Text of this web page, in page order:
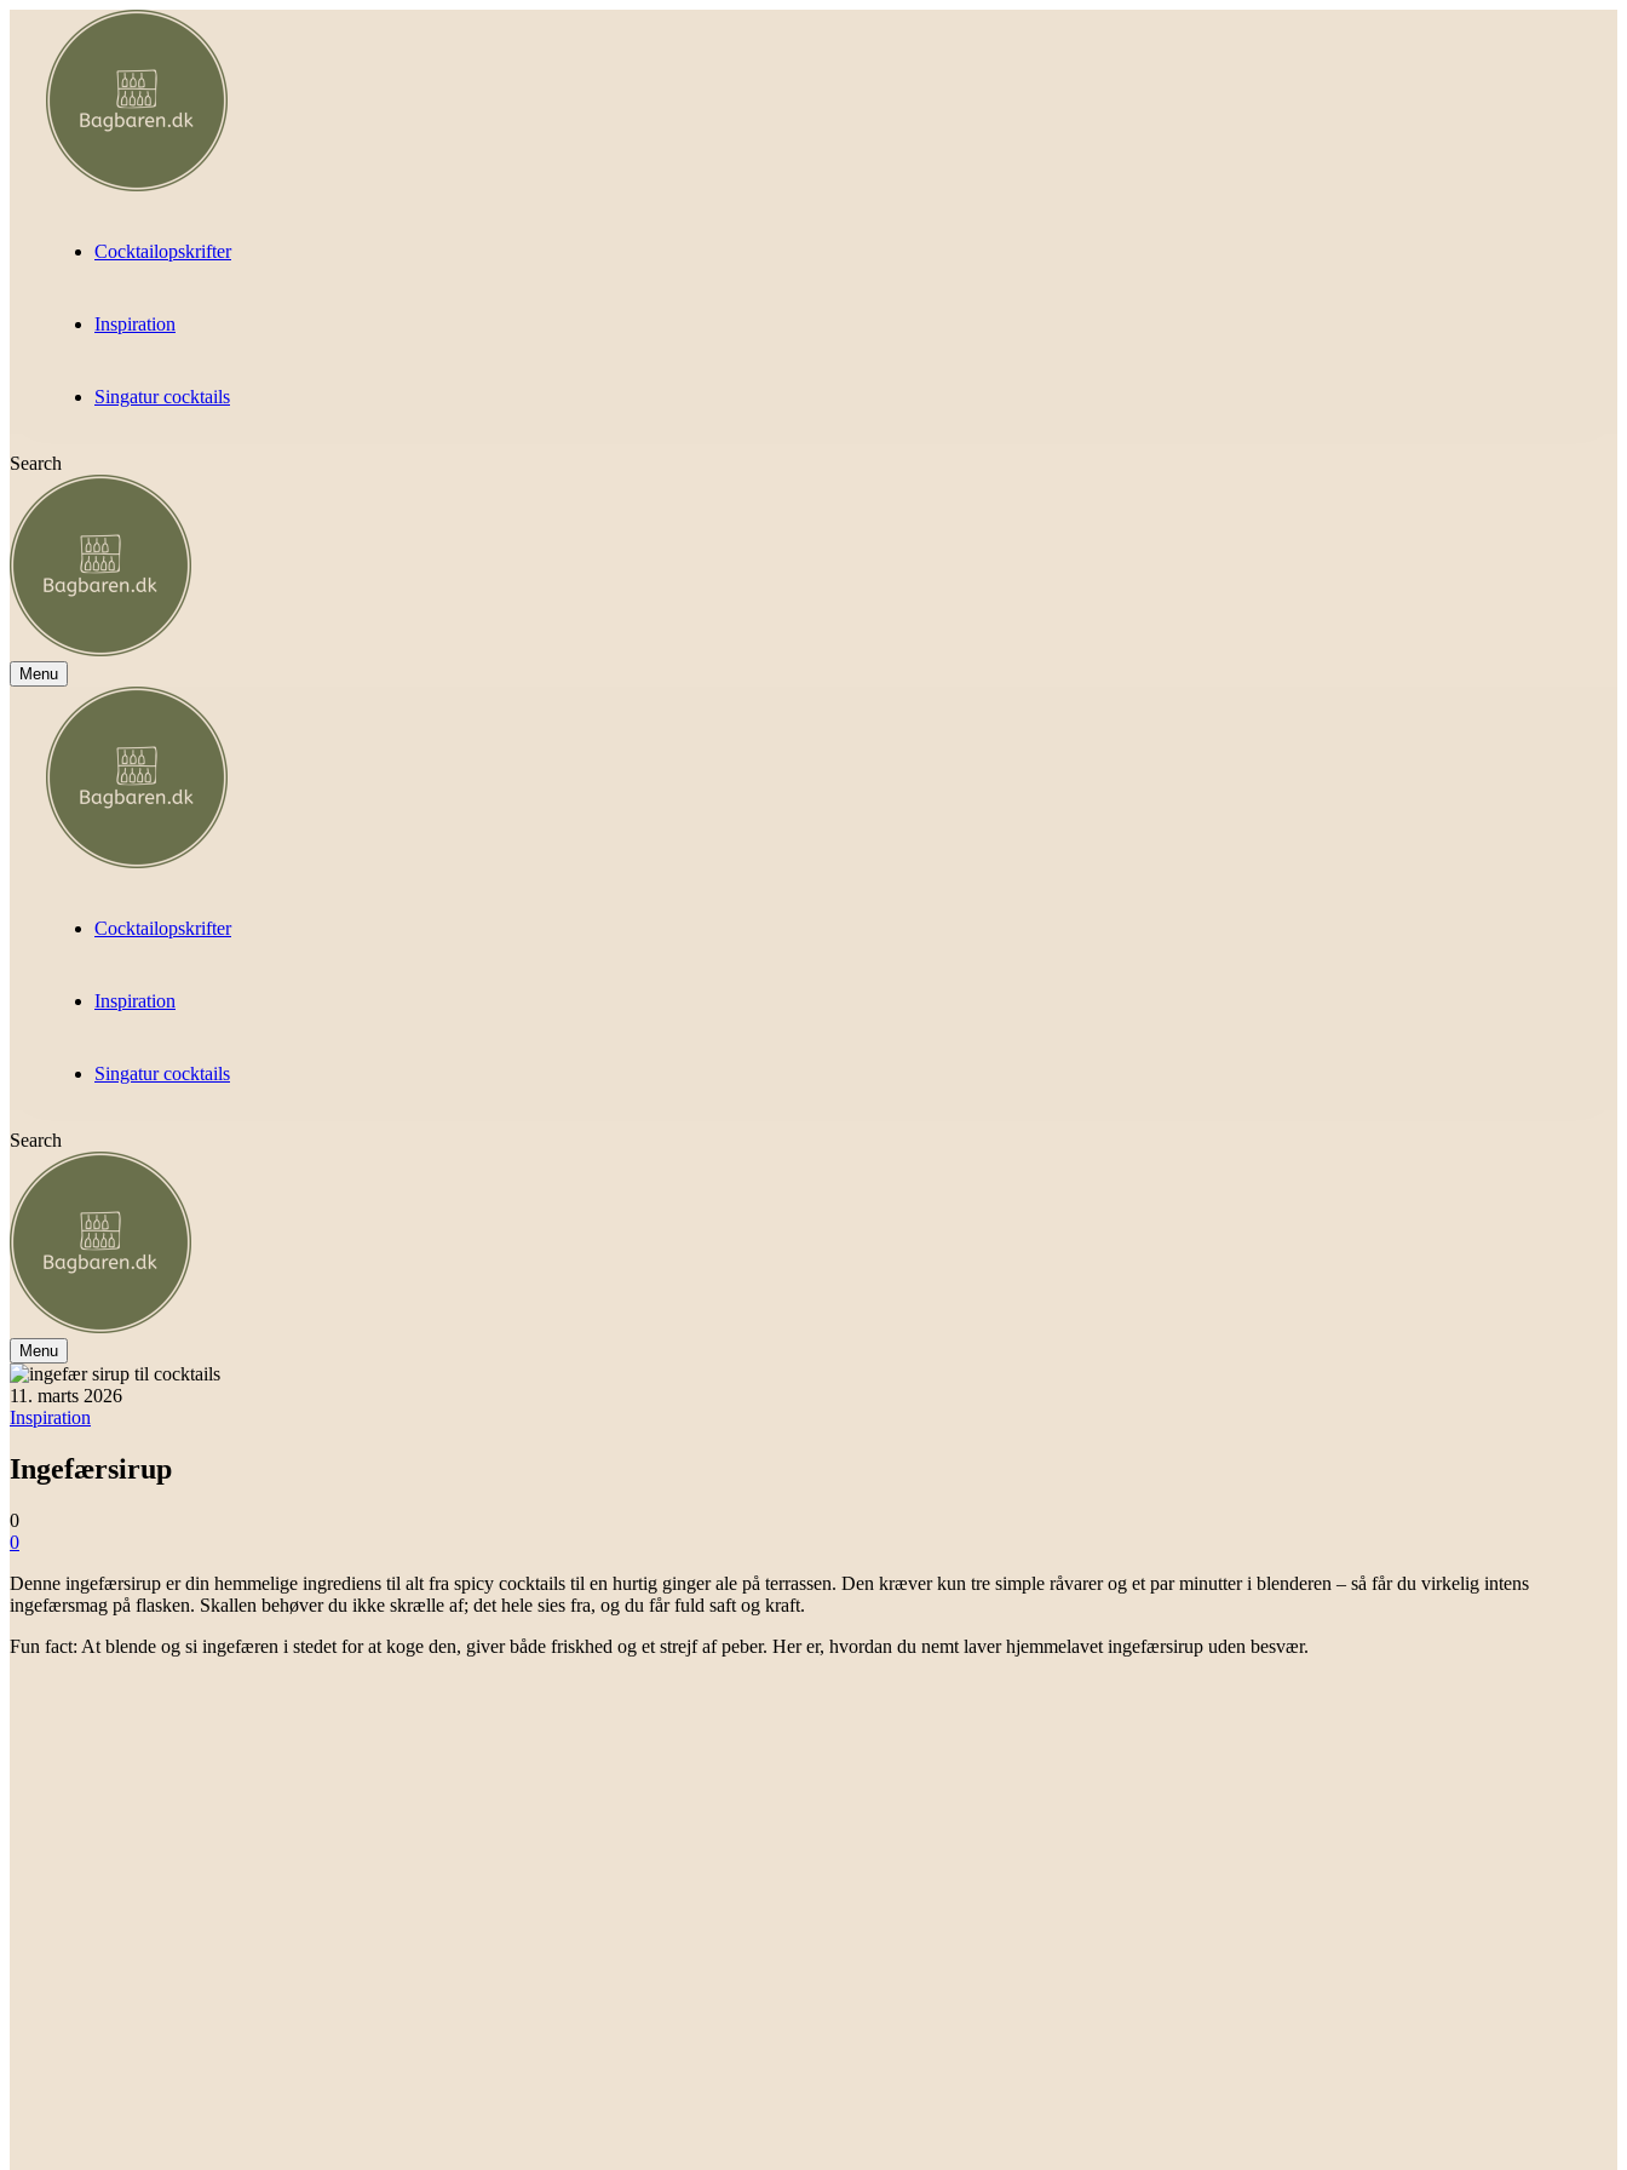
Cocktailopskrifter
Inspiration
Singatur cocktails
Search
Menu
Cocktailopskrifter
Inspiration
Singatur cocktails
Search
Menu
11. marts 2026
Inspiration
Ingefærsirup
0
0
Denne ingefærsirup er din hemmelige ingrediens til alt fra spicy cocktails til en hurtig ginger ale på terrassen. Den kræver kun tre simple råvarer og et par minutter i blenderen – så får du virkelig intens
ingefærsmag på flasken. Skallen behøver du ikke skrælle af; det hele sies fra, og du får fuld saft og kraft.
Fun fact: At blende og si ingefæren i stedet for at koge den, giver både friskhed og et strejf af peber. Her er, hvordan du nemt laver hjemmelavet ingefærsirup uden besvær.